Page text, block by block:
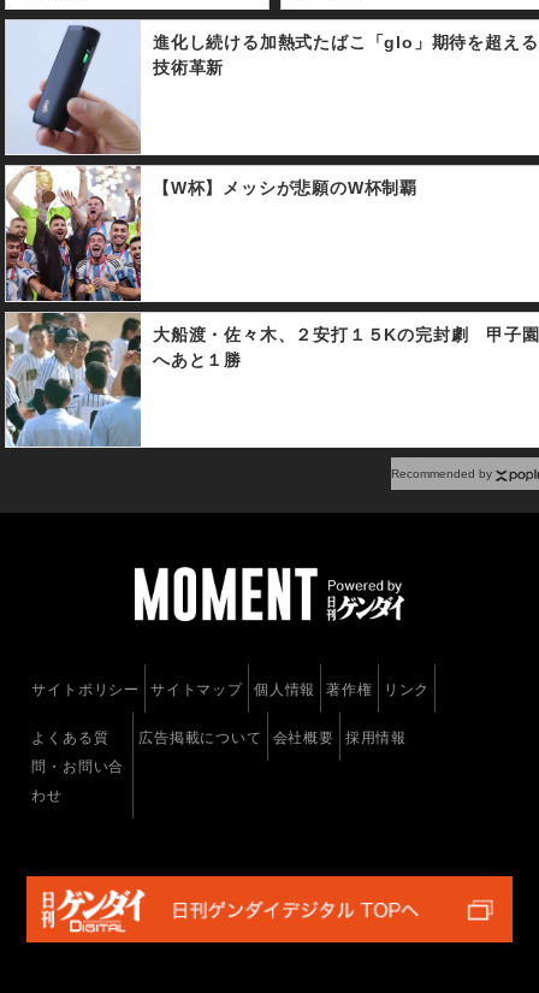
進化し続ける加熱式たばこ「glo」期待を超える
技術革新
【W杯】メッシが悲願のW杯制覇
大船渡・佐々木、２安打１５Kの完封劇 甲子園
へあと１勝
Recommended by
サイトポリシー サイトマップ 個人情報 著作権 リンク
よくある質
問・お問い合
わせ
広告掲載について 会社概要 採用情報